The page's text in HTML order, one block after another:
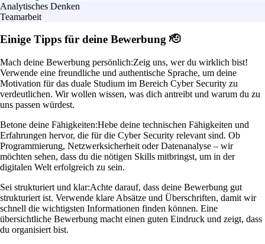
Analytisches Denken
Teamarbeit
Einige Tipps für deine Bewerbung 🫡
Mach deine Bewerbung persönlich:Zeig uns, wer du wirklich bist!
Verwende eine freundliche und authentische Sprache, um deine
Motivation für das duale Studium im Bereich Cyber Security zu
verdeutlichen. Wir wollen wissen, was dich antreibt und warum du zu
uns passen würdest.
Betone deine Fähigkeiten:Hebe deine technischen Fähigkeiten und
Erfahrungen hervor, die für die Cyber Security relevant sind. Ob
Programmierung, Netzwerksicherheit oder Datenanalyse – wir
möchten sehen, dass du die nötigen Skills mitbringst, um in der
digitalen Welt erfolgreich zu sein.
Sei strukturiert und klar:Achte darauf, dass deine Bewerbung gut
strukturiert ist. Verwende klare Absätze und Überschriften, damit wir
schnell die wichtigsten Informationen finden können. Eine
übersichtliche Bewerbung macht einen guten Eindruck und zeigt, dass
du organisiert bist.